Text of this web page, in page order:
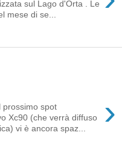
sul Lago d'Orta . Le
mese di se...
›
prossimo spot
Xc90 (che verrà diffuso
vi è ancora spaz...